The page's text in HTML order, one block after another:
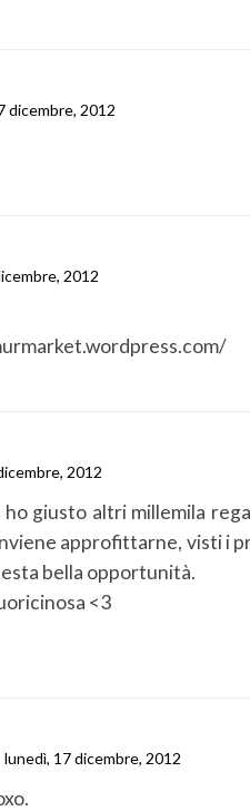
dicembre, 2012
2012
2012
giusto altri millemila
approfittarne, visti i
bella opportunità.
<3
lunedì, 17 dicembre, 2012